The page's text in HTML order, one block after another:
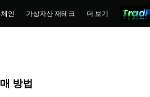
인 가상자산 재테크 더 보기
방법